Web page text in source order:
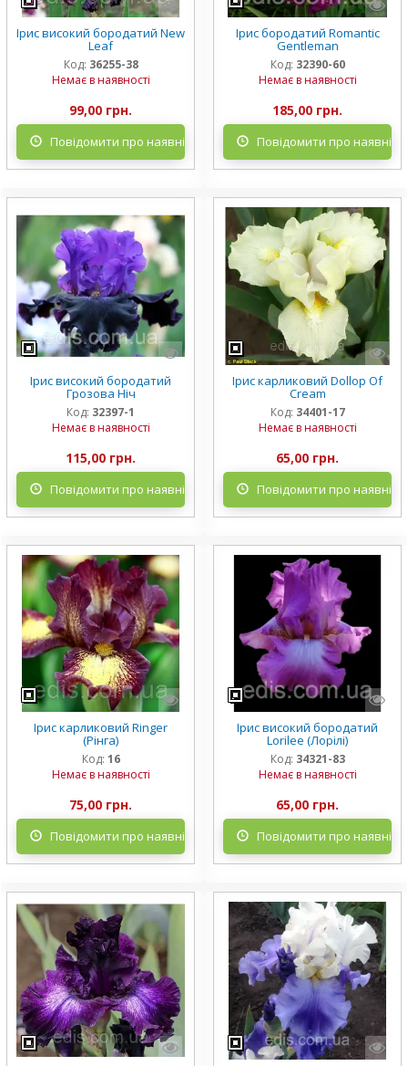
Ірис високий бородатий New
Leaf
Код: 36255-38
Немає в наявності
99,00 грн.
Повідомити про наявність
Ірис бородатий Romantic
Gentleman
Код: 32390-60
Немає в наявності
185,00 грн.
Повідомити про
Ірис високий бородатий
Грозова Ніч
Код: 32397-1
Немає в наявності
115,00 грн.
Повідомити про наявність
Ірис карликовий Dollop Of
Cream
Код: 34401-17
Немає в наявності
65,00 грн.
Повідомити про
Ірис карликовий Ringer
(Рінга)
Код: 16
Немає в наявності
75,00 грн.
Повідомити про наявність
Ірис високий бородатий
Lorilee (Лорілі)
Код: 34321-83
Немає в наявності
65,00 грн.
Повідомити про